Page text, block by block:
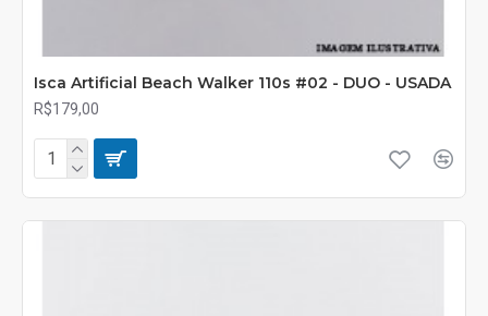
Isca Artificial Beach Walker 110s #02 - DUO - USADA
R$179,00